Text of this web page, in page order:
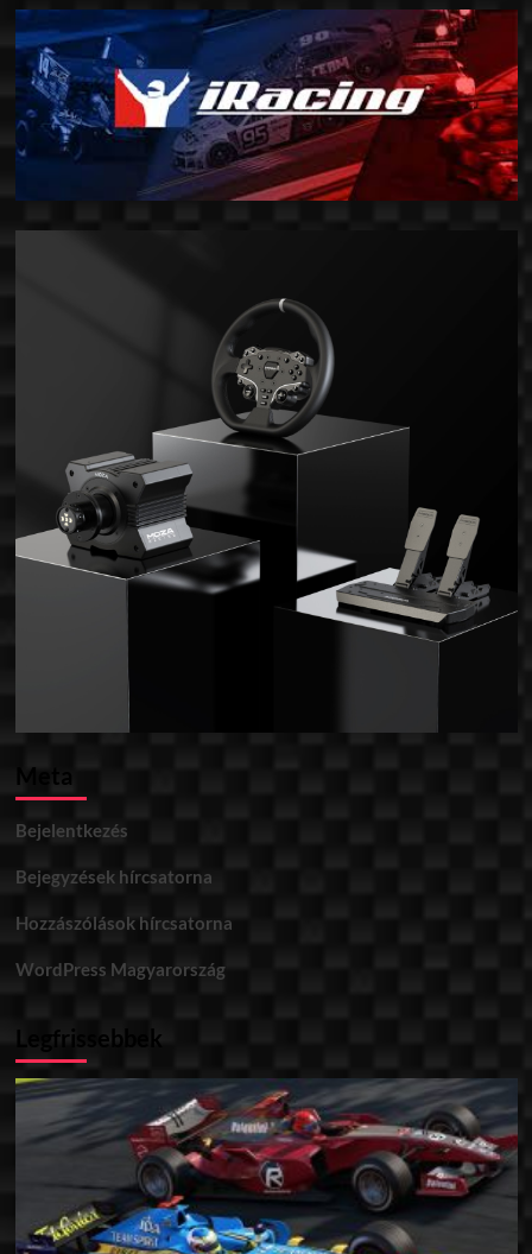
Meta
Bejelentkezés
Bejegyzések hírcsatorna
Hozzászólások hírcsatorna
WordPress Magyarország
Legfrissebbek